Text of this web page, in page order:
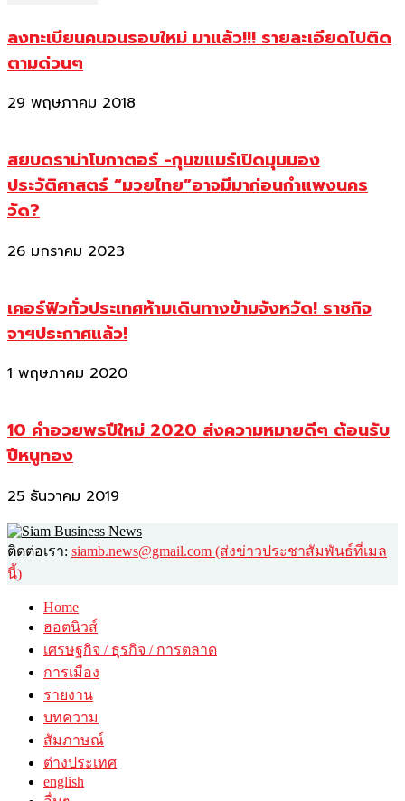
ลงทะเบียนคนจนรอบใหม่ มาแล้ว!!! รายละเอียดไปติด
ตามด่วนๆ
29 พฤษภาคม 2018
สยบดราม่าโบกาตอร์ -กุนขแมร์เปิดมุมมอง
ประวัติศาสตร์ “มวยไทย”อาจมีมาก่อนกำแพงนคร
วัด?
26 มกราคม 2023
เคอร์ฟิวทั่วประเทศห้ามเดินทางข้ามจังหวัด! ราชกิจ
จาฯประกาศแล้ว!
1 พฤษภาคม 2020
10 คำอวยพรปีใหม่ 2020 ส่งความหมายดีๆ ต้อนรับ
ปีหนูทอง
25 ธันวาคม 2019
ติดต่อเรา: siamb.news@gmail.com (ส่งข่าวประชาสัมพันธ์ที่เมล
นี้)
Home
ฮอตนิวส์
เศรษฐกิจ / ธุรกิจ / การตลาด
การเมือง
รายงาน
บทความ
สัมภาษณ์
ต่างประเทศ
english